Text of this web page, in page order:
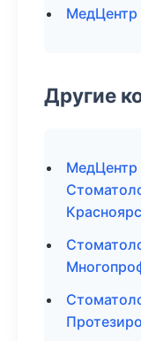
МедЦентр
Другие
МедЦентр